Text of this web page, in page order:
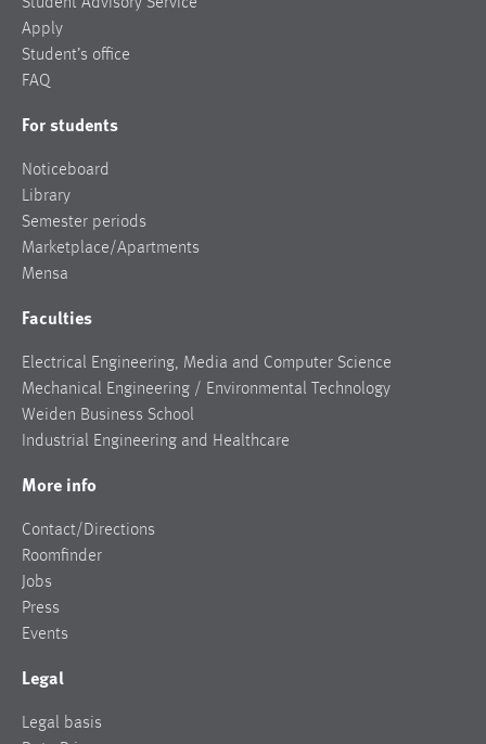
Student Advisory Service
Apply
Student’s office
FAQ
For students
Noticeboard
Library
Semester periods
Marketplace/Apartments
Mensa
Faculties
Electrical Engineering, Media and Computer Science
Mechanical Engineering / Environmental Technology
Weiden Business School
Industrial Engineering and Healthcare
More info
Contact/Directions
Roomfinder
Jobs
Press
Events
Legal
Legal basis